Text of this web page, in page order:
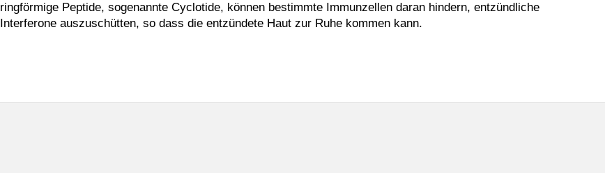
ringförmige Peptide, sogenannte Cyclotide, können bestimmte Immunzellen daran hindern, entzündliche
Interferone auszuschütten, so dass die entzündete Haut zur Ruhe kommen kann.